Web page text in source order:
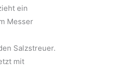
ein
Messer
Salzstreuer.
mit